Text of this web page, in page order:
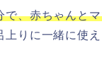
で、赤ちゃんと
上りに一緒に使